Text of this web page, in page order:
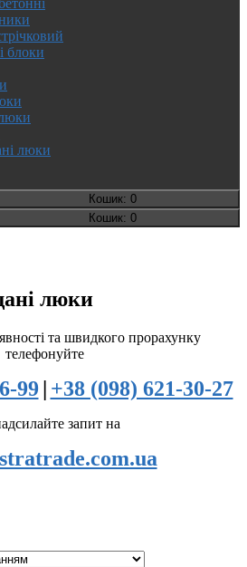
блоки
люки
Кошик: 0
Кошик: 0
люки
та швидкого прорахунку
телефонуйте
99 | +38 (098) 621-30-27
запит на